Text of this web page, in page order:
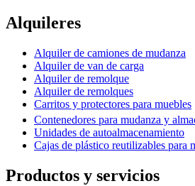
Alquileres
Alquiler de camiones de mudanza
Alquiler de van de carga
Alquiler de remolque
Alquiler de remolques
Carritos y protectores para muebles
Contenedores para mudanza y
Unidades de autoalmacenamiento
Cajas de plástico reutilizables para
Productos y servicios